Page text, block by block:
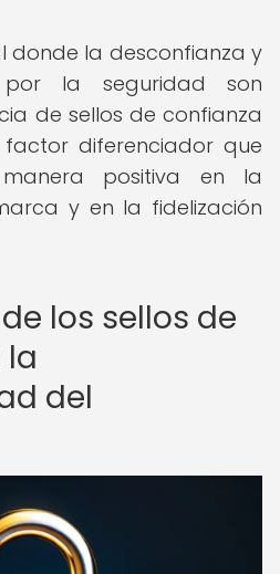
donde la desconfianza y
la seguridad son
de sellos de confianza
diferenciador que
positiva en la
y en la fidelización
los sellos de
la
del